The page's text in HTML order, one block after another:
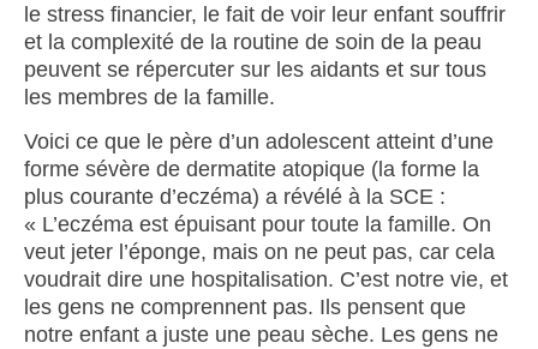
le stress financier, le fait de voir leur enfant souffrir
et la complexité de la routine de soin de la peau
peuvent se répercuter sur les aidants et sur tous
les membres de la famille.
Voici ce que le père d’un adolescent atteint d’une
forme sévère de dermatite atopique (la forme la
plus courante d’eczéma) a révélé à la SCE :
« L’eczéma est épuisant pour toute la famille. On
veut jeter l’éponge, mais on ne peut pas, car cela
voudrait dire une hospitalisation. C’est notre vie, et
les gens ne comprennent pas. Ils pensent que
notre enfant a juste une peau sèche. Les gens ne